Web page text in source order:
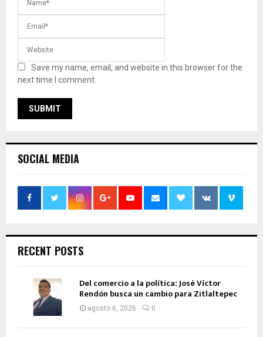
Save my name, email, and website in this browser for the
next time I comment.
SOCIAL MEDIA
RECENT POSTS
Del comercio a la política: José Víctor
Rendón busca un cambio para Zitlaltepec
agosto 6, 2026 0